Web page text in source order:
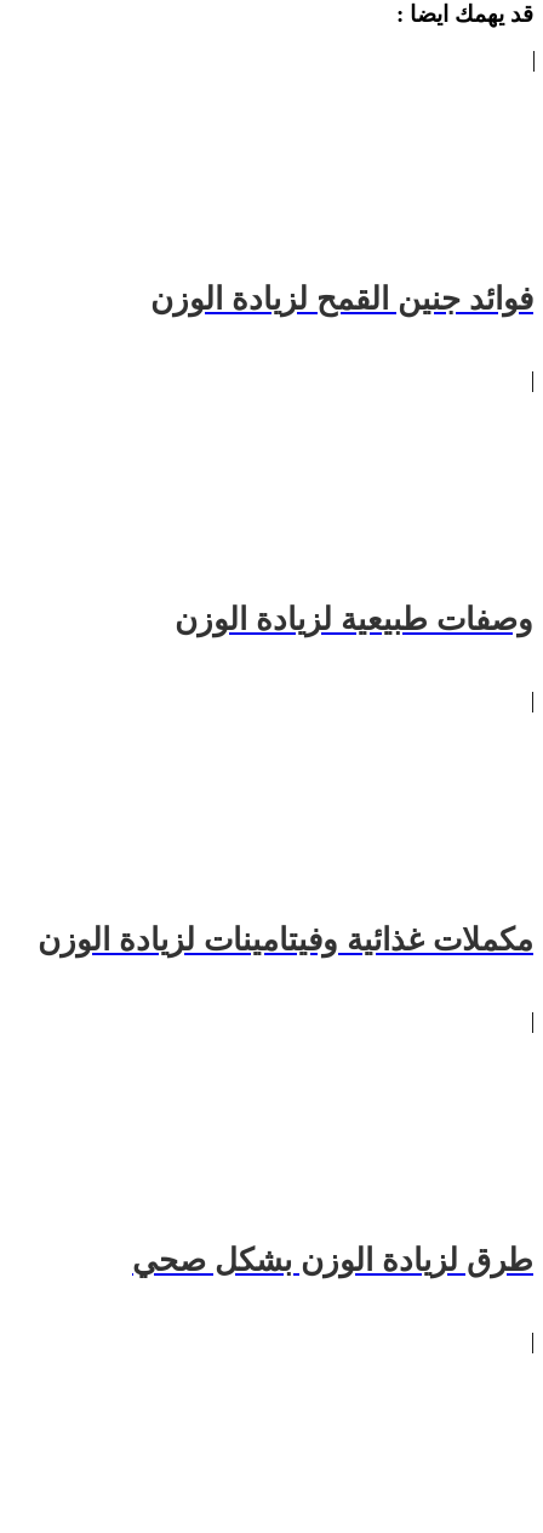
قد يهمك ايضا :
فوائد جنين القمح لزيادة الوزن
وصفات طبيعية لزيادة الوزن
مكملات غذائية وفيتامينات لزيادة الوزن
طرق لزيادة الوزن بشكل صحي